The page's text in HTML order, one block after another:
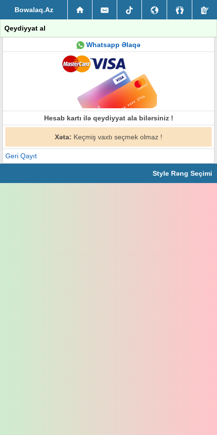
Bowalaq.Az
Qeydiyyat al
Whatsapp Əlaqə
Hesab kartı ilə qeydiyyat ala bilərsiniz !
Xəta: Keçmiş vaxtı seçmek olmaz !
Geri Qayıt
Style Rəng Seçimi